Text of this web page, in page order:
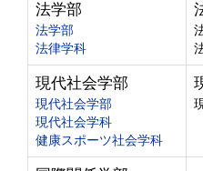
法学部
法学部
法律学科
現代社会学部
現代社会学部
現代社会学科
健康スポーツ社会学科